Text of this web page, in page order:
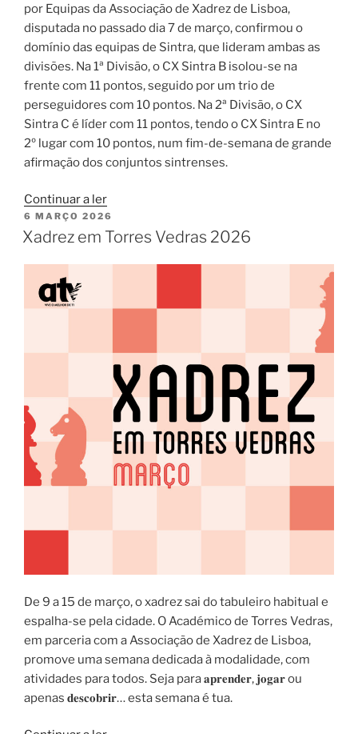
por Equipas da Associação de Xadrez de Lisboa,
disputada no passado dia 7 de março, confirmou o
domínio das equipas de Sintra, que lideram ambas as
divisões. Na 1ª Divisão, o CX Sintra B isolou-se na
frente com 11 pontos, seguido por um trio de
perseguidores com 10 pontos. Na 2ª Divisão, o CX
Sintra C é líder com 11 pontos, tendo o CX Sintra E no
2º lugar com 10 pontos, num fim-de-semana de grande
afirmação dos conjuntos sintrenses.
Continuar a ler“Equipas
de
Sintra
após
ronda”
PUBLICADO
EM
6 MARÇO 2026
Xadrez em Torres Vedras 2026
De 9 a 15 de março, o xadrez sai do tabuleiro habitual e
espalha-se pela cidade. O Académico de Torres Vedras,
em parceria com a Associação de Xadrez de Lisboa,
promove uma semana dedicada à modalidade, com
atividades para todos. Seja para 𝐚𝐩𝐫𝐞𝐧𝐝𝐞𝐫, 𝐣𝐨𝐠𝐚𝐫 ou
apenas 𝐝𝐞𝐬𝐜𝐨𝐛𝐫𝐢𝐫… esta semana é tua.